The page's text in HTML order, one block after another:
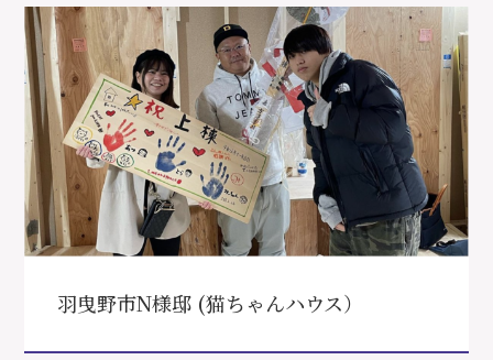
羽曳野市N様邸 (猫ちゃんハウス）